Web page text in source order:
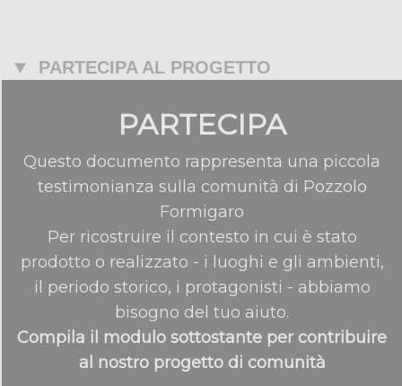
PARTECIPA AL PROGETTO
PARTECIPA
Questo documento rappresenta una piccola
testimonianza sulla comunità di Pozzolo
Formigaro
Per ricostruire il contesto in cui è stato
prodotto o realizzato - i luoghi e gli ambienti,
il periodo storico, i protagonisti - abbiamo
bisogno del tuo aiuto.
Compila il modulo sottostante per contribuire
al nostro progetto di comunità